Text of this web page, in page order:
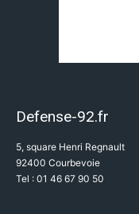
Defense-92.fr
5, square Henri Regnault
92400 Courbevoie
Tel : 01 46 67 90 50